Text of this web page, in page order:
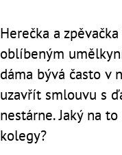
Herečka a
oblíbeným
dáma bývá často v
uzavřít smlouvu s
nestárne. Jaký na
kolegy?